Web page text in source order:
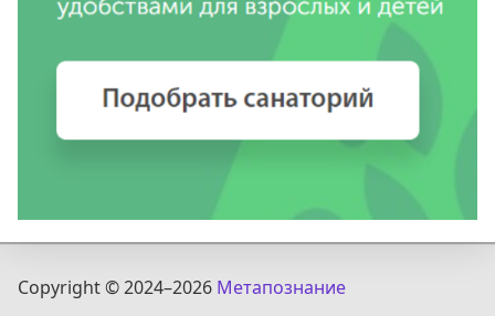
Copyright © 2024–2026 Метапознание